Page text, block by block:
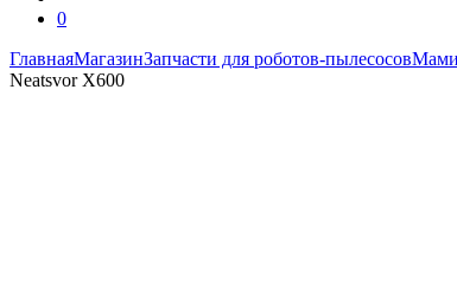
0
ГлавнаяМагазинЗапчасти для роботов-пылесосов
Neatsvor X600